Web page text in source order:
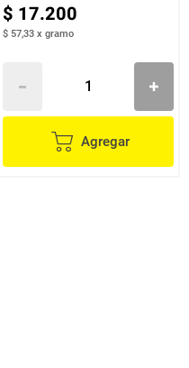
$ 17.200
$ 57,33 x gramo
Agregar